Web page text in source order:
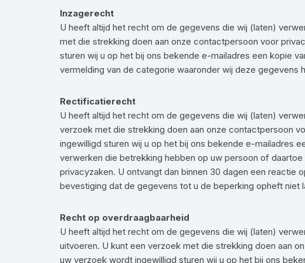
Inzagerecht
U heeft altijd het recht om de gegevens die wij (laten)
met die strekking doen aan onze contactpersoon voor
sturen wij u op het bij ons bekende e-mailadres een kopie
vermelding van de categorie waaronder wij deze gegevens
Rectificatierecht
U heeft altijd het recht om de gegevens die wij (laten)
verzoek met die strekking doen aan onze contactpersoon
ingewilligd sturen wij u op het bij ons bekende e-mailadres
verwerken die betrekking hebben op uw persoon of
privacyzaken. U ontvangt dan binnen 30 dagen een reactie
bevestiging dat de gegevens tot u de beperking opheft niet
Recht op overdraagbaarheid
U heeft altijd het recht om de gegevens die wij (laten)
uitvoeren. U kunt een verzoek met die strekking doen aan
uw verzoek wordt ingewilligd sturen wij u op het bij ons